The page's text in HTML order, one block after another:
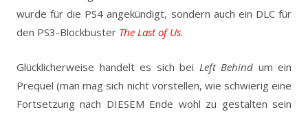
wurde für die PS4 angekündigt, sondern auch ein DLC für
den PS3-Blockbuster The Last of Us.
Glücklicherweise handelt es sich bei Left Behind um ein
Prequel (man mag sich nicht vorstellen, wie schwierig eine
Fortsetzung nach DIESEM Ende wohl zu gestalten sein